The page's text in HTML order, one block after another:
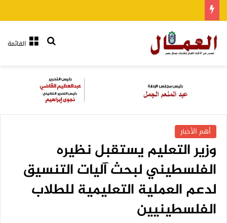
القائمةبحث عن
أهم الأخبار
وزير التعليم يستقبل نظيره
الفلسطيني لبحث آليات التنسيق
لدعم العملية التعليمية للطلاب
الفلسطينيين